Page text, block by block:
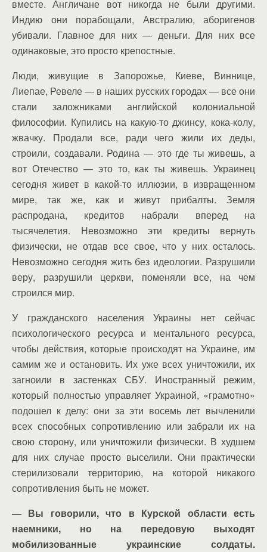
вместе. Англичане вот никогда не были другими.
Индию они порабощали, Австралию, аборигенов
убивали. Главное для них — деньги. Для них все
одинаковые, это просто крепостные.
Люди, живущие в Запорожье, Киеве, Виннице,
Лиепае, Ревеле — в наших русских городах — все они
стали заложниками английской колониальной
философии. Купились на какую-то джинсу, кока-колу,
жвачку. Продали все, ради чего жили их деды,
строили, создавали. Родина — это где ты живешь, а
вот Отечество — это то, как ты живешь. Украинец
сегодня живет в какой-то иллюзии, в извращенном
мире, так же, как и живут прибалты. Земля
распродана, кредитов набрали вперед на
тысячелетия. Невозможно эти кредиты вернуть
физически, не отдав все свое, что у них осталось.
Невозможно сегодня жить без идеологии. Разрушили
веру, разрушили церкви, поменяли все, на чем
строился мир.
У гражданского населения Украины нет сейчас
психологического ресурса и ментального ресурса,
чтобы действия, которые происходят на Украине, им
самим же и остановить. Их уже всех уничтожили, их
загноили в застенках СБУ. Иностранный режим,
который полностью управляет Украиной, «грамотно»
подошел к делу: они за эти восемь лет вычленили
всех способных сопротивлению или забрали их на
свою сторону, или уничтожили физически. В худшем
для них случае просто выселили. Они практически
стерилизовали территорию, на которой никакого
сопротивления быть не может.
— Вы говорили, что в Курской области есть
наемники, но на передовую выходят
мобилизованные украинские солдаты.